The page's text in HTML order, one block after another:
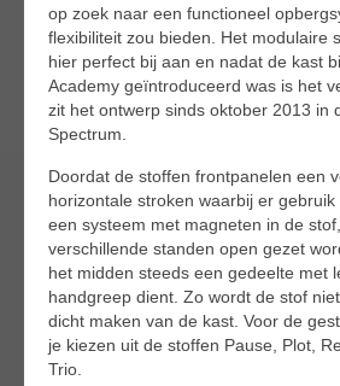
op zoek naar een functioneel
flexibiliteit zou bieden. Het modulaire
hier perfect bij aan en nadat de kast
Academy geïntroduceerd was is het
zit het ontwerp sinds oktober 2013 in
Spectrum.
Doordat de stoffen frontpanelen een
horizontale stroken waarbij er
een systeem met magneten in de
verschillende standen open gezet
het midden steeds een gedeelte met
handgreep dient. Zo wordt de stof
dicht maken van de kast. Voor de
je kiezen uit de stoffen Pause, Plot,
Trio.